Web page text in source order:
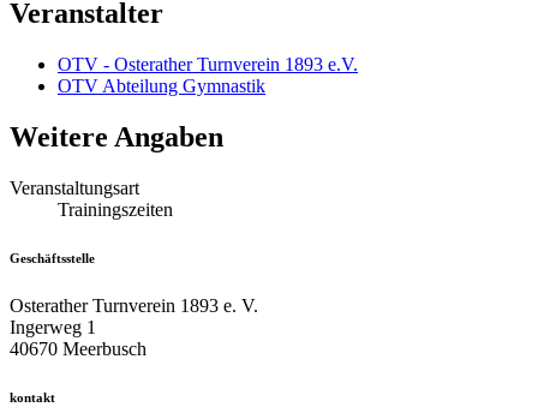
Veranstalter
OTV - Osterather Turnverein 1893 e.V.
OTV Abteilung Gymnastik
Weitere Angaben
Veranstaltungsart
Trainingszeiten
Geschäftsstelle
Osterather Turnverein 1893 e. V.
Ingerweg 1
40670 Meerbusch
kontakt